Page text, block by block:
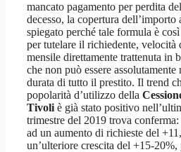
mancato pagamento per perdita
decesso, la copertura
spiegato perché tale formula è
per tutelare il richiedente, velocità
mensile direttamente trattenuta in
che non può essere
durata di tutto il prestito. Il trend
popolarità d’utilizzo della
Tivoli è già stato positivo
trimestre del 2019 trova
ad un aumento di richieste del
un’ulteriore crescita del +15-20%,